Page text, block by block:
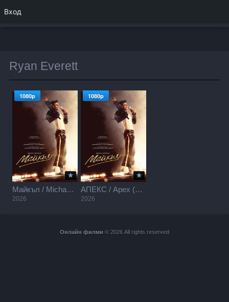
Ryan Everett
Майкъл / Michael (2026)
2026
1080p
АПЕКС / Apex (2026)
2026
1080p
Онлайн филми © 2026 All rights reserved
Вход